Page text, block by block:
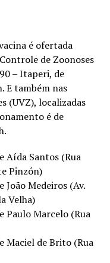
é ofertada
de Zoonoses
– Itaperi, de
E também nas
(UVZ), localizadas
é de
Aída Santos (Rua
Pinzón)
João Medeiros (Av.
Velha)
Paulo Marcelo (Rua
Maciel de Brito (Rua